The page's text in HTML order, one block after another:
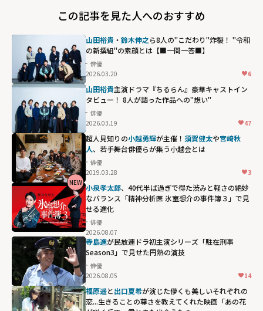
この記事を見た人へのおすすめ
山田裕貴 ・ 鈴木伸之ら8人の"こだわり"炸裂！ "令和
の新撰組"の素顔とは【■一問一答■】
俳優
2026.03.20
6
山田裕貴主演ドラマ『ちるらん』豪華キャストイン
タビュー！ 8人が語った作品への"想い"
俳優
2026.03.19
47
超人見知りの小越勇輝が主催！ 須賀健太や宮崎秋
人、若手舞台俳優らが集う小越会とは
俳優
2019.03.28
3
小泉孝太郎、40代半ば過ぎで得た渋みと軽さの絶妙
なバランス「精神分析医 氷室想介の事件簿３」で見
せる進化
俳優
2026.08.07
NEW
寺島進が民放連ドラ初主演シリーズ「駐在刑事
Season3」で見せた円熟の演技
俳優
2026.08.05
14
福原遥と出口夏希が演じた儚くも美しいそれぞれの
恋...生きることの尊さを教えてくれた映画「あの花